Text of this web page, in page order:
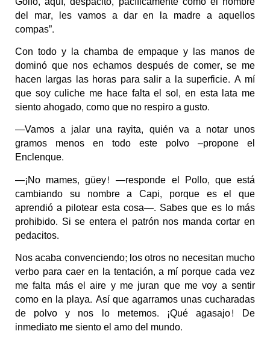
del mar, les vamos a dar en la madre a aquellos
compas”.
Con todo y la chamba de empaque y las manos de
dominó que nos echamos después de comer, se me
hacen largas las horas para salir a la superficie. A mí
que soy culiche me hace falta el sol, en esta lata me
siento ahogado, como que no respiro a gusto.
—Vamos a jalar una rayita, quién va a notar unos
gramos menos en todo este polvo –propone el
Enclenque.
—¡No mames, güey! —responde el Pollo, que está
cambiando su nombre a Capi, porque es el que
aprendió a pilotear esta cosa—. Sabes que es lo más
prohibido. Si se entera el patrón nos manda cortar en
pedacitos.
Nos acaba convenciendo; los otros no necesitan mucho
verbo para caer en la tentación, a mí porque cada vez
me falta más el aire y me juran que me voy a sentir
como en la playa. Así que agarramos unas cucharadas
de polvo y nos lo metemos. ¡Qué agasajo! De
inmediato me siento el amo del mundo.